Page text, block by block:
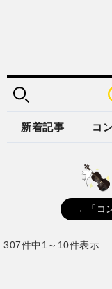
新着記事 コ
←「コ
307件中1～10件表示